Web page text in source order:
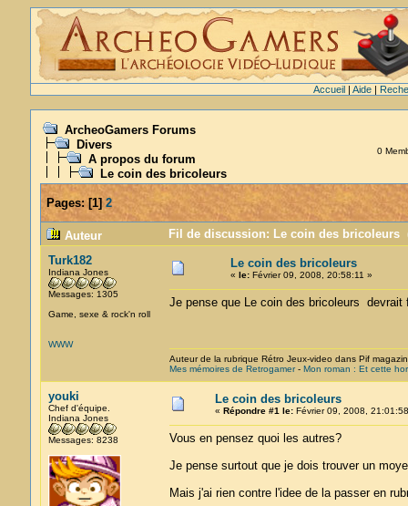
Accueil| Aide|
ArcheoGamers Forums
Divers
A propos du forum
Le coin des bricoleurs
0
Pages:[1] 2
Auteur
Fil de discussion: Le coin des bricoleurs
Turk182
Indiana Jones
Messages: 1305
Game, sexe & rock'n roll
WWW
Le coin des bricoleurs
« le:Février 09, 2008, 20:58:11 »
Je pense que Le coin des bricoleurs devrait
Auteur de la rubrique Rétro Jeux-video dans Pif
Mes mémoires de Retrogamer- Mon roman : Et cette
youki
Chef d'équipe.
Indiana Jones
Messages: 8238
Le coin des bricoleurs
« Répondre #1 le:Février 09, 2008,
Vous en pensez quoi les autres?
Je pense surtout que je dois trouver un
Mais j'ai rien contre l'idee de la passer en